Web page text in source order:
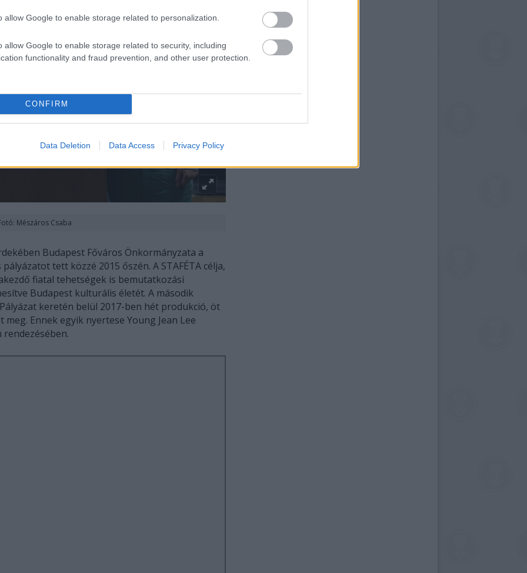
allow Google to enable storage related to personalization.
allow Google to enable storage related to security, including
functionality and fraud prevention, and other user protection.
CONFIRM
Data Deletion Data Access Privacy Policy
Mészáros Csaba
Budapest Főváros Önkormányzata a
tett közzé 2015 őszén. A STAFÉTA célja,
fiatal tehetségek is bemutatkozási
Budapest kulturális életét. A második
keretén belül 2017-ben hét produkció, öt
Ennek egyik nyertese Young Jean Lee
rendezésében.